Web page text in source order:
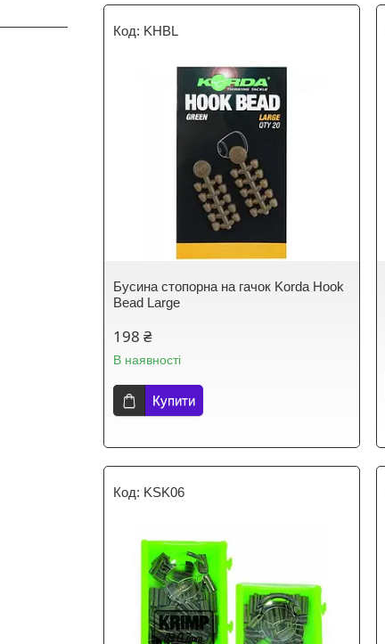
KHBL
Бусина стопорна на гачок Korda Hook
Bead Large
198 ₴
В наявності
Купити
KSK06